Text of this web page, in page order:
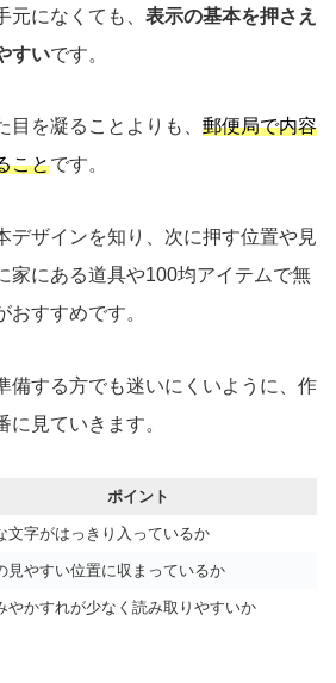
になくても、 表示の基本を押さえ
すいです。
を凝ることよりも、 郵便局で内容
ことです。
デザインを知り、次に押す位置や見
家にある道具や100均アイテムで無
すすめです。
備する方でも迷いにくいように、作
に見ていきます。
ポイント
文字がはっきり入っているか
見やすい位置に収まっているか
やかすれが少なく読み取りやすいか